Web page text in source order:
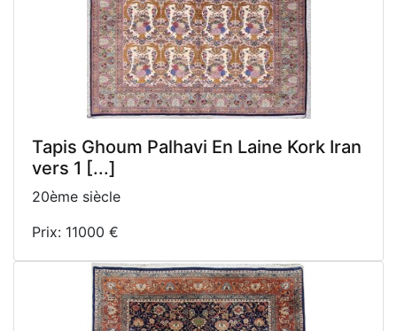
Tapis Ghoum Palhavi En Laine Kork Iran
vers 1 [...]
20ème siècle
Prix: 11000 €